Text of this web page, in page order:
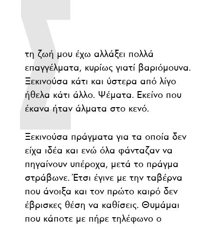
Σ
τη ζωή μου έχω αλλάξει πολλά
επαγγέλματα, κυρίως γιατί βαριόμουνα.
Ξεκινούσα κάτι και ύστερα από λίγο
ήθελα κάτι άλλο. Ψέματα. Εκείνο που
έκανα ήταν άλματα στο κενό.
Ξεκινούσα πράγματα για τα οποία δεν
είχα ιδέα και ενώ όλα φάνταζαν να
πηγαίνουν υπέροχα, μετά το πράγμα
στράβωνε. Έτσι έγινε με την ταβέρνα
που άνοιξα και τον πρώτο καιρό δεν
έβρισκες θέση να καθίσεις. Θυμάμαι
που κάποτε με πήρε τηλέφωνο ο